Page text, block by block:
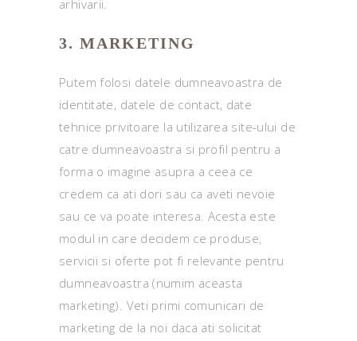
arhivarii.
3. MARKETING
Putem folosi datele dumneavoastra de
identitate, datele de contact, date
tehnice privitoare la utilizarea site-ului de
catre dumneavoastra si profil pentru a
forma o imagine asupra a ceea ce
credem ca ati dori sau ca aveti nevoie
sau ce va poate interesa. Acesta este
modul in care decidem ce produse,
servicii si oferte pot fi relevante pentru
dumneavoastra (numim aceasta
marketing). Veti primi comunicari de
marketing de la noi daca ati solicitat